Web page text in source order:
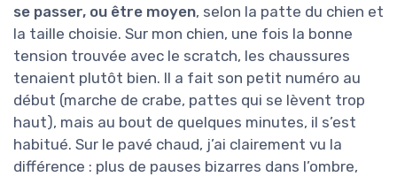
se passer, ou être moyen, selon la patte du chien et
la taille choisie. Sur mon chien, une fois la bonne
tension trouvée avec le scratch, les chaussures
tenaient plutôt bien. Il a fait son petit numéro au
début (marche de crabe, pattes qui se lèvent trop
haut), mais au bout de quelques minutes, il s’est
habitué. Sur le pavé chaud, j’ai clairement vu la
différence : plus de pauses bizarres dans l’ombre,